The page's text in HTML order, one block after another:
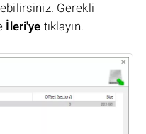
Gerekli
İleri'ye tıklayın.